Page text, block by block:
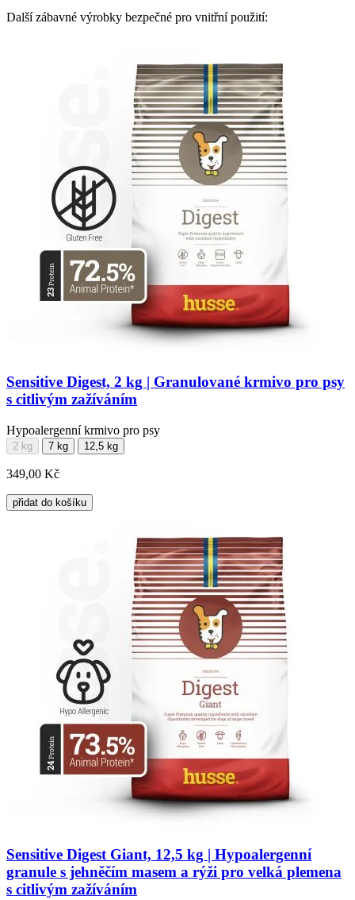
Další zábavné výrobky bezpečné pro vnitřní použití:
Sensitive Digest, 2 kg | Granulované krmivo pro psy
s citlivým zažíváním
Hypoalergenní krmivo pro psy
2 kg 7 kg 12,5 kg
349,00 Kč
přidat do košíku
Sensitive Digest Giant, 12,5 kg | Hypoalergenní
granule s jehněčím masem a rýži pro velká plemena
s citlivým zažíváním